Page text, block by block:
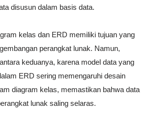
disusun dalam basis data.
kelas dan ERD memiliki tujuan yang
perangkat lunak. Namun,
keduanya, karena model data yang
ERD sering memengaruhi desain
diagram kelas, memastikan bahwa data
lunak saling selaras.